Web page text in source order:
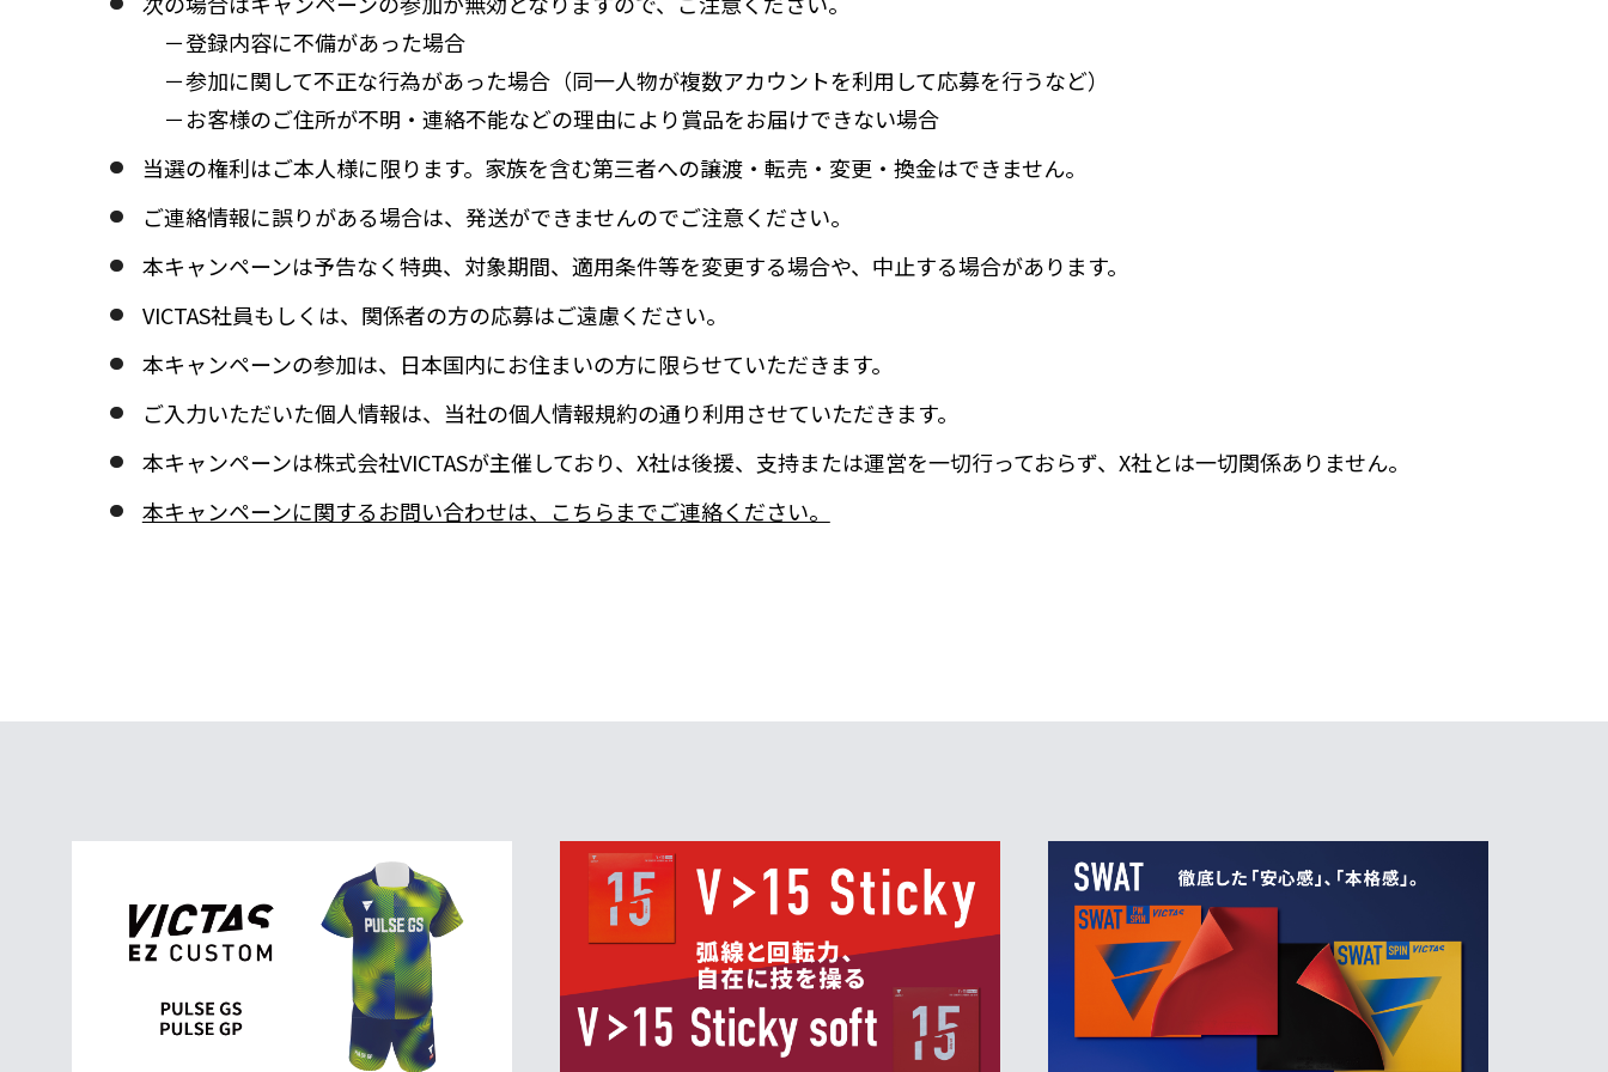
－登録内容に不備があった場合
－参加に関して不正な行為があった場合（同一人物が複数アカウントを利用して応募を行うなど）
－お客様のご住所が不明・連絡不能などの理由により賞品をお届けできない場合
当選の権利はご本人様に限ります。家族を含む第三者への譲渡・転売・変更・換金はできません。
ご連絡情報に誤りがある場合は、発送ができませんのでご注意ください。
本キャンペーンは予告なく特典、対象期間、適用条件等を変更する場合や、中止する場合があります。
VICTAS社員もしくは、関係者の方の応募はご遠慮ください。
本キャンペーンの参加は、日本国内にお住まいの方に限らせていただきます。
ご入力いただいた個人情報は、当社の個人情報規約の通り利用させていただきます。
本キャンペーンは株式会社VICTASが主催しており、X社は後援、支持または運営を一切行っておらず、X社とは一切関係ありません。
本キャンペーンに関するお問い合わせは、こちらまでご連絡ください。